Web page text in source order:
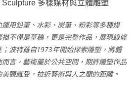
Sculpture 多樣媒材與立體雕塑
用鉛筆、水彩、炭筆、粉彩等多種媒
不僅是草稿，更是完整作品，展現線條
波特羅自1973年開始探索雕塑，將體
言，藝術屬於公共空間，期許雕塑作品
觀感受，拉近藝術與人之間的距離。